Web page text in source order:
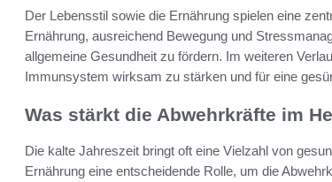
Der Lebensstil sowie die Ernährung spielen eine
Ernährung, ausreichend Bewegung und
allgemeine Gesundheit zu fördern. Im weiteren
Immunsystem wirksam zu stärken und für eine
Was stärkt die Abwehrkräfte im
Die kalte Jahreszeit bringt oft eine Vielzahl von
Ernährung eine entscheidende Rolle, um die